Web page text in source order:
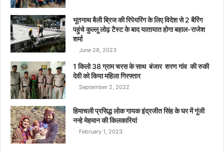
भूतनाथ बैली ब्रिज की रिपेयरिंग के लिए विदेश से 2 बैरिंग
पहुंचे कुल्लू लोढ़ टैस्ट के बाद यातायात होगा बहाल-राजेश
शर्मा
June 28, 2023
1 किलो 38 ग्राम चरस के साथ बंजार शरण गांव की रुकी
देवी को किया महिला गिरफ्तार
September 2, 2022
हिमाचली प्रसिद्ध लोक गायक इंद्रजीत सिंह के घर में गूंजी
नन्हे मेहमान की किलकारियां
February 1, 2023